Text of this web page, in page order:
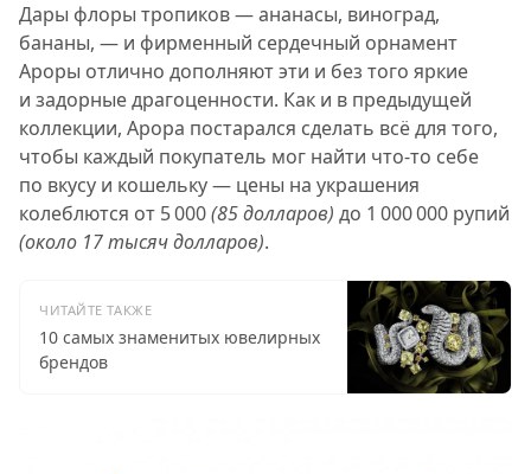
Дары флоры тропиков — ананасы, виноград,
бананы, — и фирменный сердечный орнамент
Ароры отлично дополняют эти и без того яркие
и задорные драгоценности. Как и в предыдущей
коллекции, Арора постарался сделать всё для того,
чтобы каждый покупатель мог найти что-то себе
по вкусу и кошельку — цены на украшения
колеблются от 5 000(85 долларов) до 1 000 000 рупий
(около 17 тысяч долларов).
ЧИТАЙТЕ ТАКЖЕ
10 самых знаменитых ювелирных
брендов